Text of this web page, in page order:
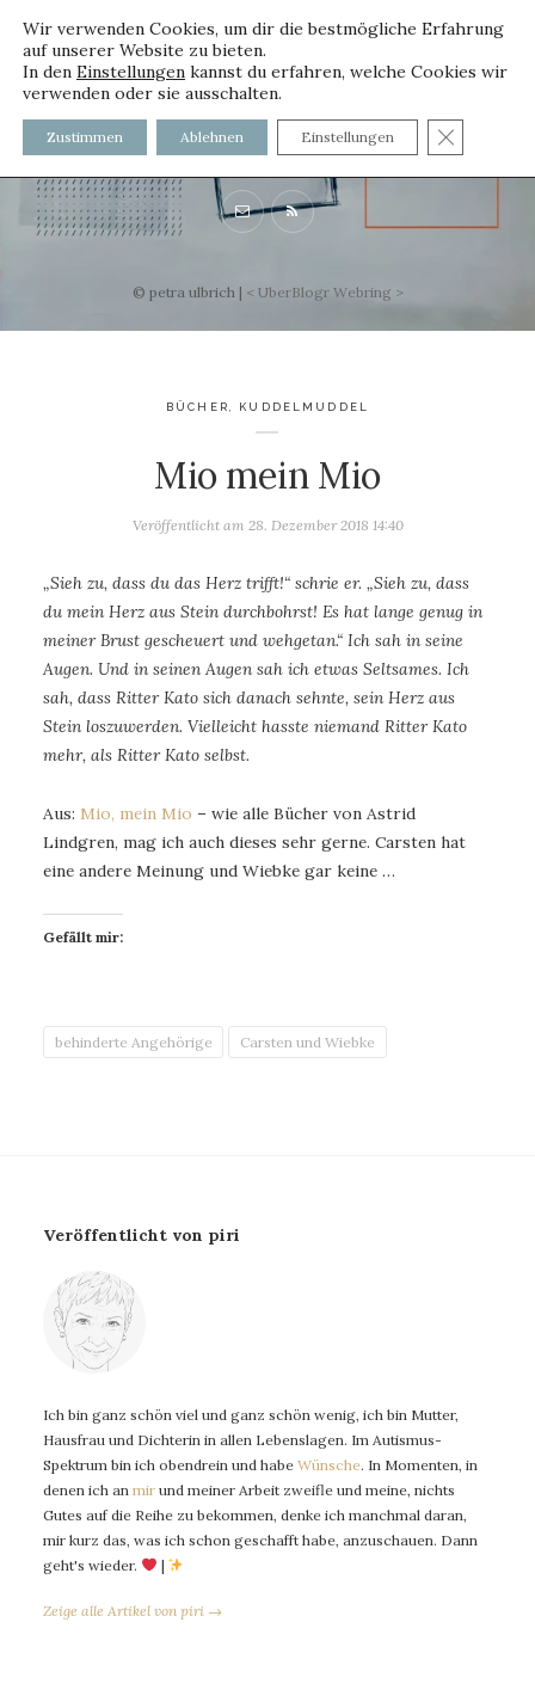
voller worte
mit und ohne Innenfutter
© petra ulbrich | < UberBlogr Webring >
BÜCHER KUDDELMUDDEL
Mio mein Mio
Veröffentlicht am 28. Dezember 2018 14:40
„Sieh zu, dass du das Herz trifft!“ schrie er. „Sieh zu, dass
du mein Herz aus Stein durchbohrst! Es hat lange genug in
meiner Brust gescheuert und wehgetan.“ Ich sah in seine
Augen. Und in seinen Augen sah ich etwas Seltsames. Ich
sah, dass Ritter Kato sich danach sehnte, sein Herz aus
Stein loszuwerden. Vielleicht hasste niemand Ritter Kato
mehr, als Ritter Kato selbst.
Aus: Mio, mein Mio – wie alle Bücher von Astrid
Lindgren, mag ich auch dieses sehr gerne. Carsten hat
eine andere Meinung und Wiebke gar keine …
Gefällt mir:
behinderte Angehörige Carsten und Wiebke
Veröffentlicht von piri
Ich bin ganz schön viel und ganz schön wenig, ich bin Mutter,
Hausfrau und Dichterin in allen Lebenslagen. Im Autismus-
Spektrum bin ich obendrein und habe Wünsche. In Momenten, in
denen ich an mir und meiner Arbeit zweifle und meine, nichts
Gutes auf die Reihe zu bekommen, denke ich manchmal daran,
mir kurz das, was ich schon geschafft habe, anzuschauen. Dann
geht's wieder.
|
Zeige alle Artikel von piri →
Wir verwenden Cookies, um dir die bestmögliche Erfahrung
auf unserer Website zu bieten.
In den Einstellungen kannst du erfahren, welche Cookies wir
verwenden oder sie ausschalten.
Zustimmen Ablehnen Einstellungen GDPR